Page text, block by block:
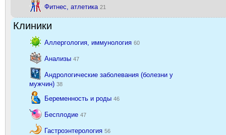
Фитнес, атлетика 21
Клиники
Аллергология, иммунология 60
Анализы 47
Андрологические заболевания (болезни у
мужчин) 38
Беременность и роды 46
Бесплодие 47
Гастроэнтерология 56